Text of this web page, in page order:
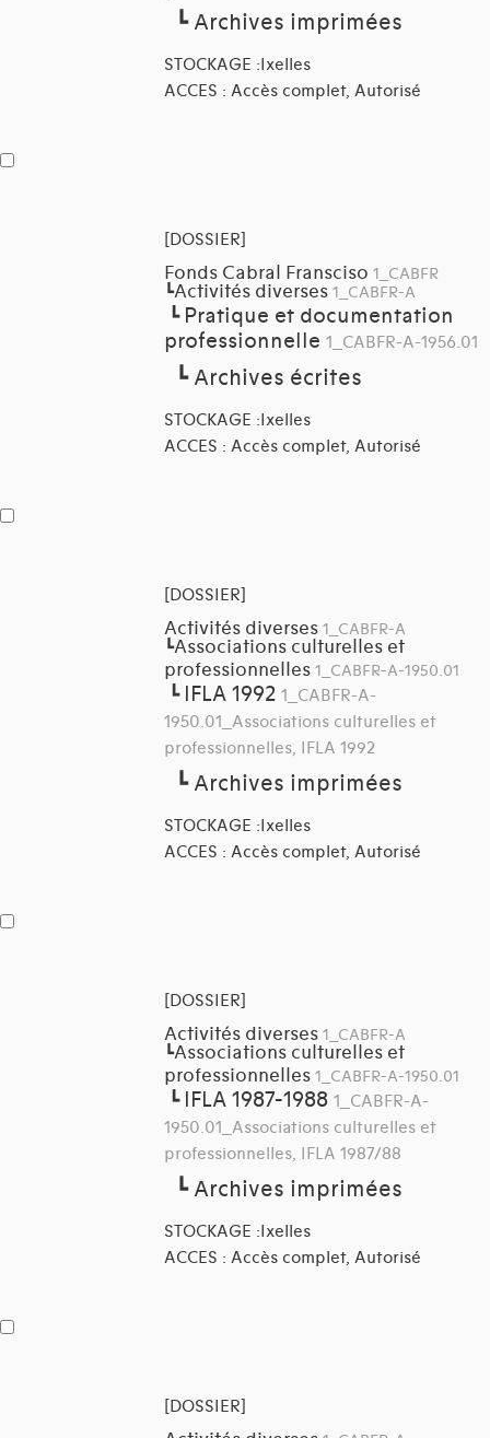
┗Archives imprimées
STOCKAGE :Ixelles
ACCES : Accès complet, Autorisé
[DOSSIER]
Fonds Cabral Fransciso 1_CABFR
┗Activités diverses 1_CABFR-A
┗ Pratique et documentation
professionnelle 1_CABFR-A-1956.01
┗Archives écrites
STOCKAGE :Ixelles
ACCES : Accès complet, Autorisé
[DOSSIER]
Activités diverses 1_CABFR-A
┗Associations culturelles et
professionnelles 1_CABFR-A-1950.01
┗ IFLA 1992 1_CABFR-A-
1950.01_Associations culturelles et
professionnelles, IFLA 1992
┗Archives imprimées
STOCKAGE :Ixelles
ACCES : Accès complet, Autorisé
[DOSSIER]
Activités diverses 1_CABFR-A
┗Associations culturelles et
professionnelles 1_CABFR-A-1950.01
┗ IFLA 1987-1988 1_CABFR-A-
1950.01_Associations culturelles et
professionnelles, IFLA 1987/88
┗Archives imprimées
STOCKAGE :Ixelles
ACCES : Accès complet, Autorisé
[DOSSIER]